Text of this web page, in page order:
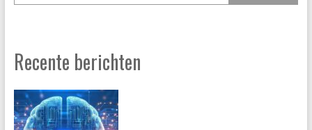
Recente berichten